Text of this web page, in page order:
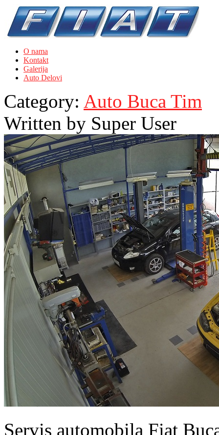
O nama
Kontakt
Galerija
Auto Delovi
Category: Auto Buca Tim
Written by Super User
Servis automobila Fiat